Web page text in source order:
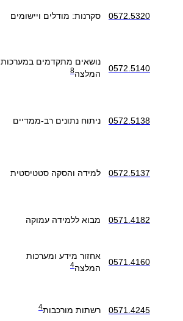
0572.5320 סקרנות: מודלים ויישומים
0572.5140
נושאים מתקדמים במערכות
המלצה8
0572.5138 ניתוח נתונים רב-ממדיים
0572.5137 למידה והסקה סטטיסטית
0571.4182 מבוא ללמידה עמוקה
0571.4160
אחזור מידע ומערכות
המלצה4
0571.4245 רשתות מורכבות4